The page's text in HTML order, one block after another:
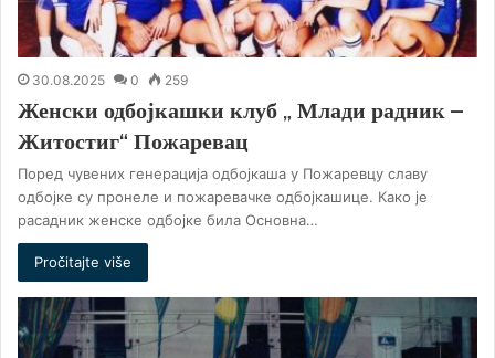
30.08.2025 0 259
Женски одбојкашки клуб „ Млади радник –
Житостиг“ Пожаревац
Поред чувених генерација одбојкаша у Пожаревцу славу
одбојке су пронеле и пожаревачке одбојкашице. Како је
расадник женске одбојке била Основна…
Pročitajte više